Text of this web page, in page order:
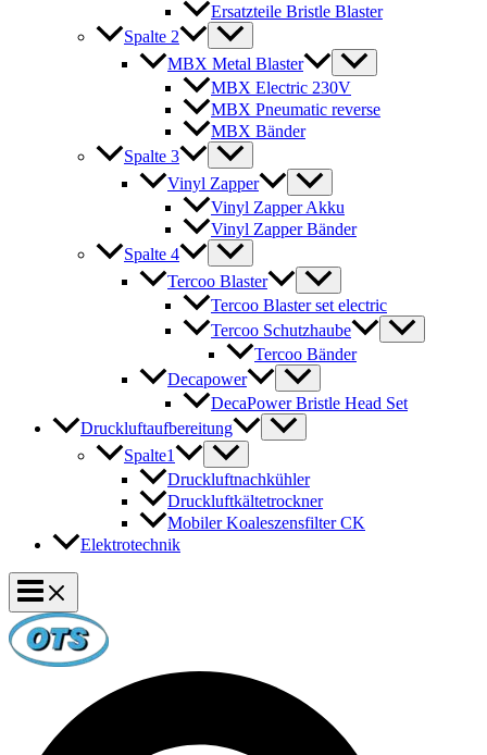
Ersatzteile Bristle Blaster
Spalte 2
MBX Metal Blaster
MBX Electric 230V
MBX Pneumatic reverse
MBX Bänder
Spalte 3
Vinyl Zapper
Vinyl Zapper Akku
Vinyl Zapper Bänder
Spalte 4
Tercoo Blaster
Tercoo Blaster set electric
Tercoo Schutzhaube
Tercoo Bänder
Decapower
DecaPower Bristle Head Set
Druckluftaufbereitung
Spalte1
Druckluftnachkühler
Druckluftkältetrockner
Mobiler Koaleszensfilter CK
Elektrotechnik